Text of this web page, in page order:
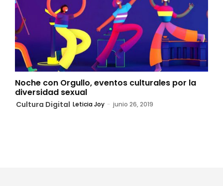
Noche con Orgullo, eventos culturales por la
diversidad sexual
Cultura Digital Leticia Joy - junio 26, 2019